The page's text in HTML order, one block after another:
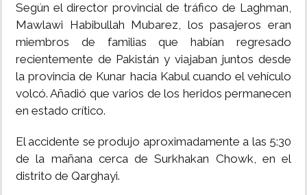
Según el director provincial de tráfico de Laghman,
Mawlawi Habibullah Mubarez, los pasajeros eran
miembros de familias que habían regresado
recientemente de Pakistán y viajaban juntos desde
la provincia de Kunar hacia Kabul cuando el vehículo
volcó. Añadió que varios de los heridos permanecen
en estado crítico.
El accidente se produjo aproximadamente a las 5:30
de la mañana cerca de Surkhakan Chowk, en el
distrito de Qarghayi.